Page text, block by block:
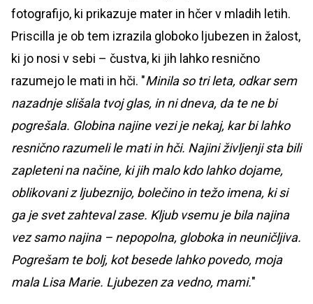
fotografijo, ki prikazuje mater in hčer v mladih letih.
Priscilla je ob tem izrazila globoko ljubezen in žalost,
ki jo nosi v sebi – čustva, ki jih lahko resnično
razumejo le mati in hči. "Minila so tri leta, odkar sem
nazadnje slišala tvoj glas, in ni dneva, da te ne bi
pogrešala. Globina najine vezi je nekaj, kar bi lahko
resnično razumeli le mati in hči. Najini življenji sta bili
zapleteni na načine, ki jih malo kdo lahko dojame,
oblikovani z ljubeznijo, bolečino in težo imena, ki si
ga je svet zahteval zase. Kljub vsemu je bila najina
vez samo najina – nepopolna, globoka in neuničljiva.
Pogrešam te bolj, kot besede lahko povedo, moja
mala Lisa Marie. Ljubezen za vedno, mami."